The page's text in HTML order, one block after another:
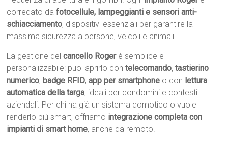
corredato dafotocellule, lampeggianti e sensori anti-
schiacciamento, dispositivi essenziali per garantire la
massima sicurezza a persone, veicoli e animali.
La gestione delcancello Rogerè semplice e
personalizzabile: puoi aprirlo contelecomando,tastierino
numerico, badge RFID,app per smartphone o con lettura
automatica della targa, ideali per condomini e contesti
aziendali. Per chi ha già un sistema domotico o vuole
renderlo più smart, offriamo integrazione completa con
impianti di smart home, anche da remoto.